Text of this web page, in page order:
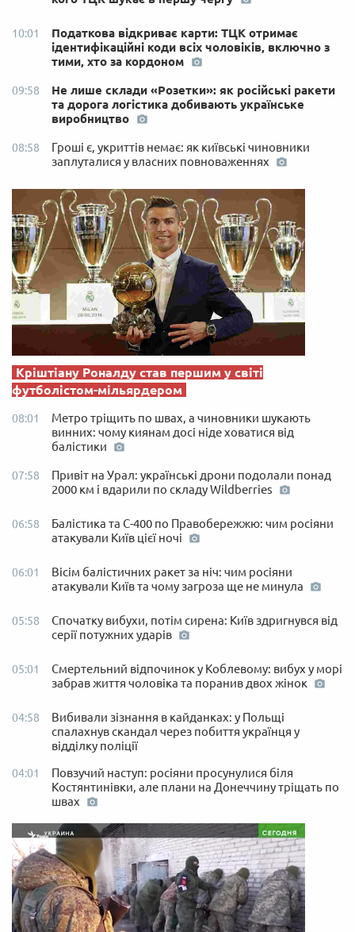
10:01
Податкова відкриває карти: ТЦК отримає
ідентифікаційні коди всіх чоловіків, включно з
тими, хто за кордоном
09:58
Не лише склади «Розетки»: як російські ракети
та дорога логістика добивають українське
виробництво
08:58
Гроші є, укриттів немає: як київські чиновники
заплуталися у власних повноваженнях
Кріштіану Роналду став першим у світі
футболістом-мільярдером
08:01
Метро тріщить по швах, а чиновники шукають
винних: чому киянам досі ніде ховатися від
балістики
07:58
Привіт на Урал: українські дрони подолали понад
2000 км і вдарили по складу Wildberries
06:58
Балістика та С-400 по Правобережжю: чим росіяни
атакували Київ цієї ночі
06:01
Вісім балістичних ракет за ніч: чим росіяни
атакували Київ та чому загроза ще не минула
05:58
Спочатку вибухи, потім сирена: Київ здригнувся від
серії потужних ударів
05:01
Смертельний відпочинок у Коблевому: вибух у морі
забрав життя чоловіка та поранив двох жінок
04:58
Вибивали зізнання в кайданках: у Польщі
спалахнув скандал через побиття українця у
відділку поліції
04:01
Повзучий наступ: росіяни просунулися біля
Костянтинівки, але плани на Донеччину тріщать по
швах